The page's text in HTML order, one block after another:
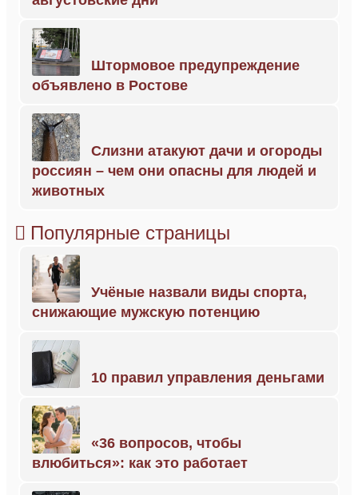
Штормовое предупреждение
объявлено в Ростове
Слизни атакуют дачи и огороды
россиян – чем они опасны для людей и
животных
Популярные страницы
Учёные назвали виды спорта,
снижающие мужскую потенцию
10 правил управления деньгами
«36 вопросов, чтобы
влюбиться»: как это работает